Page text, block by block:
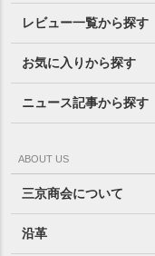
レビュー一覧から探す
お気に入りから探す
ニュース記事から探す
ABOUT US
三京商会について
沿革